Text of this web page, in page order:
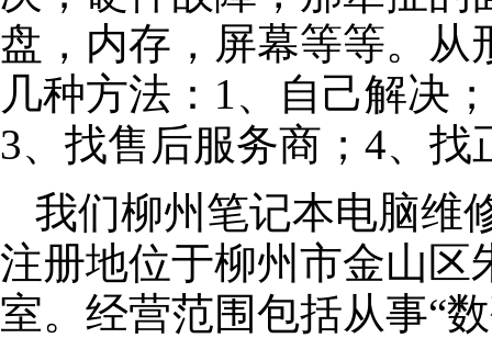
盘，内存，屏幕等等。从
几种方法：1、自己解决
3、找售后服务商；4、找
我们柳州笔记本电脑维
注册地位于柳州市金山区
室。经营范围包括从事“